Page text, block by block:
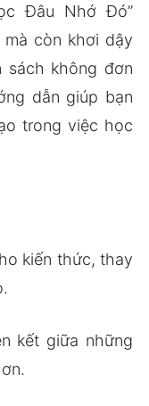
Đâu Nhớ Đó”
còn khơi dậy
sách không đơn
dẫn giúp bạn
trong việc học
kiến thức, thay
kết giữa những